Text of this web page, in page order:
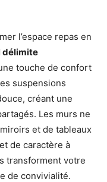
l’espace repas en
délimite
touche de confort
suspensions
créant une
Les murs ne
et de tableaux
de caractère à
transforment votre
de convivialité.